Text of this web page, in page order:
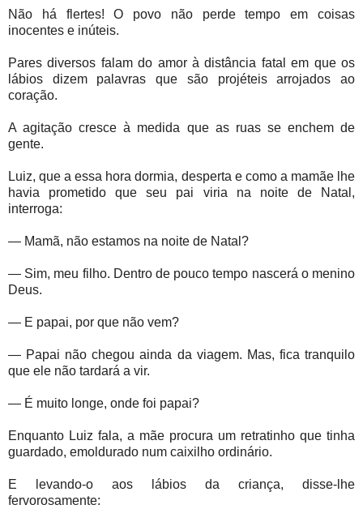
Não há flertes! O povo não perde tempo em coisas
inocentes e inúteis.
Pares diversos falam do amor à distância fatal em que os
lábios dizem palavras que são projéteis arrojados ao
coração.
A agitação cresce à medida que as ruas se enchem de
gente.
Luiz, que a essa hora dormia, desperta e como a mamãe lhe
havia prometido que seu pai viria na noite de Natal,
interroga:
— Mamã, não estamos na noite de Natal?
— Sim, meu filho. Dentro de pouco tempo nascerá o menino
Deus.
— E papai, por que não vem?
— Papai não chegou ainda da viagem. Mas, fica tranquilo
que ele não tardará a vir.
— É muito longe, onde foi papai?
Enquanto Luiz fala, a mãe procura um retratinho que tinha
guardado, emoldurado num caixilho ordinário.
E levando-o aos lábios da criança, disse-lhe
fervorosamente: